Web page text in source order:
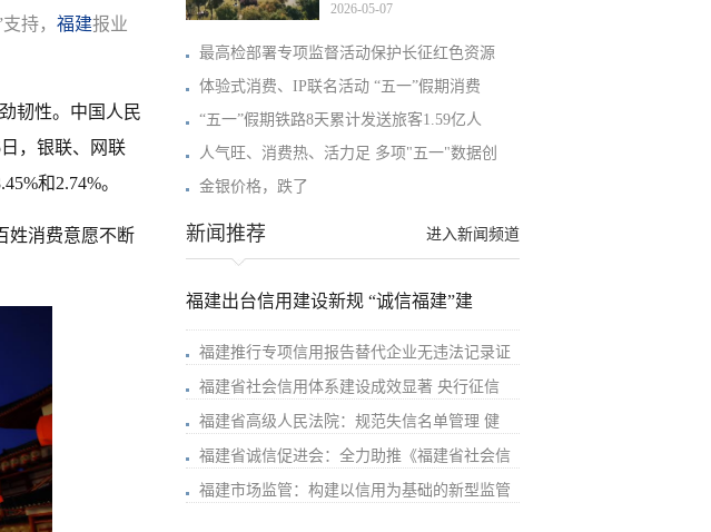
持， 福建报业
韧性。中国人民
，银联、网联
和2.74%。
姓消费意愿不断
2026-05-07
最高检部署专项监督活动保护长征红色资源
体验式消费、IP联名活动 “五一”假期消费
“五一”假期铁路8天累计发送旅客1.59亿人
人气旺、消费热、活力足 多项"五一"数据创
金银价格，跌了
进入新闻频道
新闻推荐
福建出台信用建设新规 “诚信福建”建
福建推行专项信用报告替代企业无违法记录证
福建省社会信用体系建设成效显著 央行征信
福建省高级人民法院：规范失信名单管理 健
福建省诚信促进会：全力助推《福建省社会信
福建市场监管：构建以信用为基础的新型监管